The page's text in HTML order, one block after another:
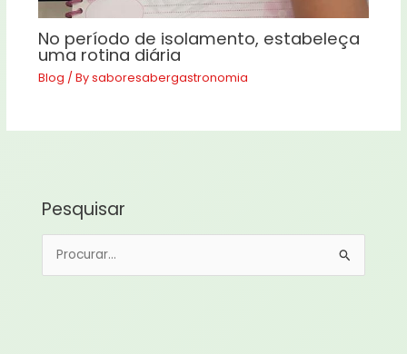
No período de isolamento, estabeleça
uma rotina diária
Blog / Bysaboresabergastronomia
Pesquisar